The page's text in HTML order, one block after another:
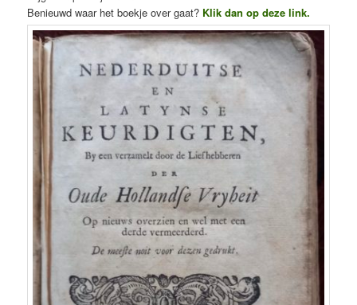
Benieuwd waar het boekje over gaat? Klik dan op deze link.